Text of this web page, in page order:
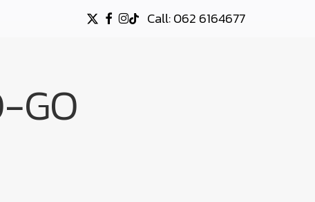
Call: 062 6164677
X-
TWITTER
FACEBOOK
INSTAGRAM
TIKTOK
GO